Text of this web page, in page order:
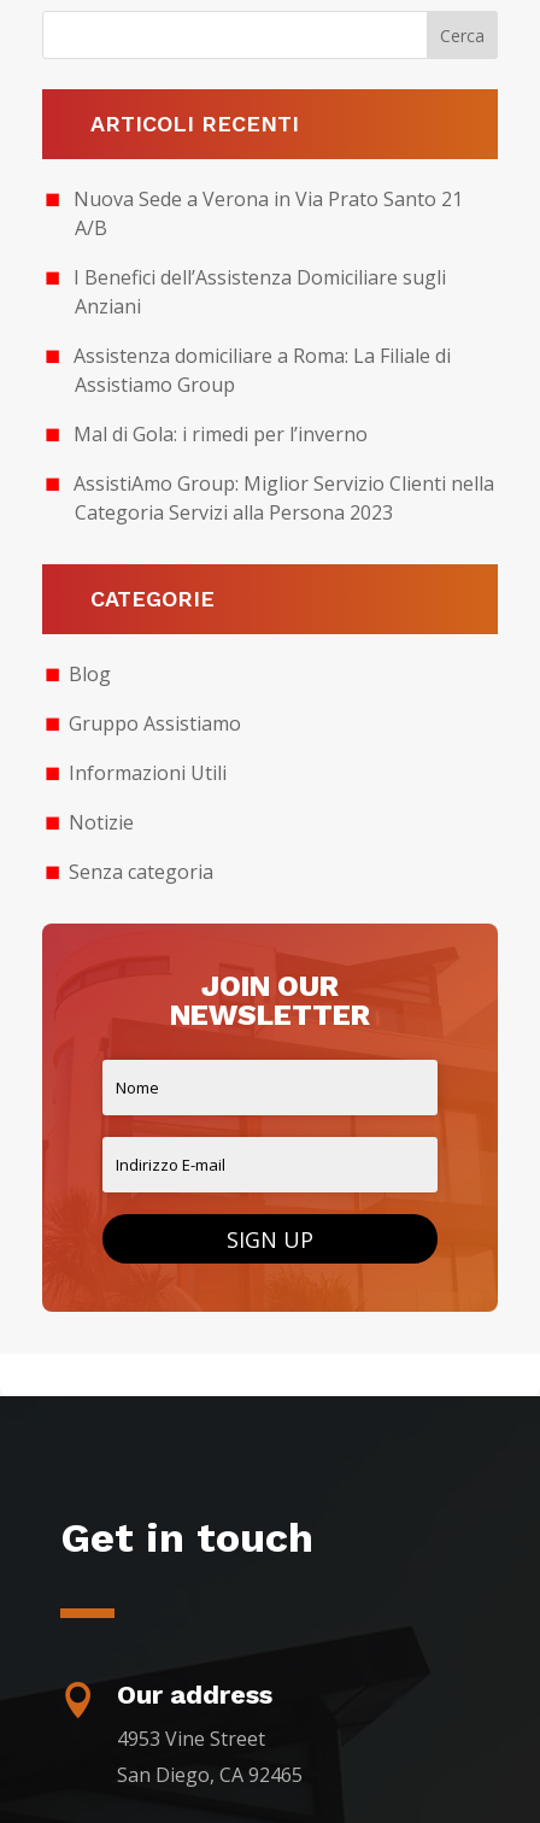
ARTICOLI RECENTI
Nuova Sede a Verona in Via Prato Santo 21
A/B
I Benefici dell’Assistenza Domiciliare sugli
Anziani
Assistenza domiciliare a Roma: La Filiale di
Assistiamo Group
Mal di Gola: i rimedi per l’inverno
AssistiAmo Group: Miglior Servizio Clienti nella
Categoria Servizi alla Persona 2023
CATEGORIE
Blog
Gruppo Assistiamo
Informazioni Utili
Notizie
Senza categoria
JOIN OUR
NEWSLETTER
SIGN UP
Get in touch
 Our address
4953 Vine Street
San Diego, CA 92465